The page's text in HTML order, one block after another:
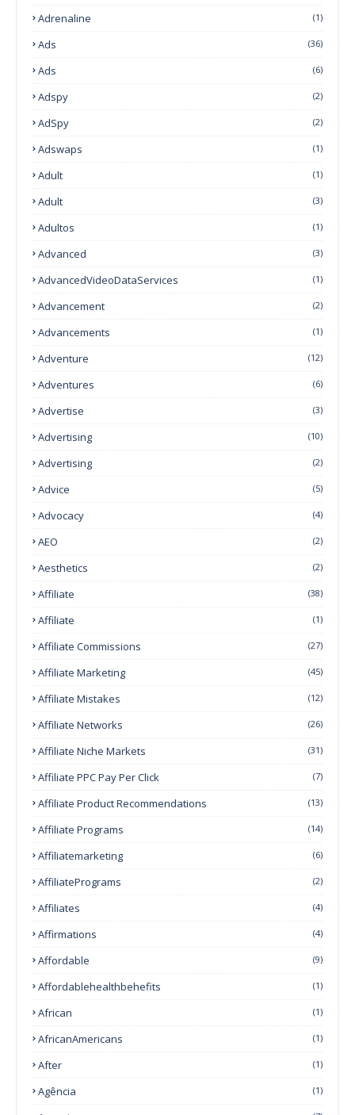
Adrenaline (1)
Ads (36)
Ads (6)
Adspy (2)
AdSpy (2)
Adswaps (1)
Adult (1)
Adult (3)
Adultos (1)
Advanced (3)
AdvancedVideoDataServices (1)
Advancement (2)
Advancements (1)
Adventure (12)
Adventures (6)
Advertise (3)
Advertising (10)
Advertising (2)
Advice (5)
Advocacy (4)
AEO (2)
Aesthetics (2)
Affiliate (38)
Affiliate (1)
Affiliate Commissions (27)
Affiliate Marketing (45)
Affiliate Mistakes (12)
Affiliate Networks (26)
Affiliate Niche Markets (31)
Affiliate PPC Pay Per Click (7)
Affiliate Product Recommendations (13)
Affiliate Programs (14)
Affiliatemarketing (6)
AffiliatePrograms (2)
Affiliates (4)
Affirmations (4)
Affordable (9)
Affordablehealthbehefits (1)
African (1)
AfricanAmericans (1)
After (1)
Agência (1)